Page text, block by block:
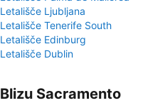
Letališče Ljubljana
Letališče Tenerife South
Letališče Edinburg
Letališče Dublin
Blizu